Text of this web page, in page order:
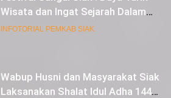
Wisata dan Ingat Sejarah Dalam
Lestarikan Peradaban
INFOTORIAL PEMKAB SIAK
Wabup Husni dan Masyarakat Siak
Laksanakan Shalat Idul Adha 1445